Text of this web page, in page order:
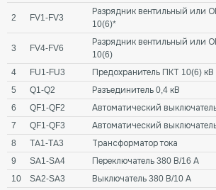
2 FV1-FV3
Разрядник вентильный или
10(6)*
3 FV4-FV6
Разрядник вентильный или
10(6)
4 FU1-FU3 Предохранитель ПКТ 10(6) кВ
5
Q1-Q2 Разъединитель 0,4 кВ
6
QF1-QF2 Автоматический
7
QF1-QF3 Автоматический
8
TA1-TA3 Трансформатор тока
9
SA1-SA4 Переключатель 380 В/16 А
10
SA2-SA3 Выключатель 380 В/10 А